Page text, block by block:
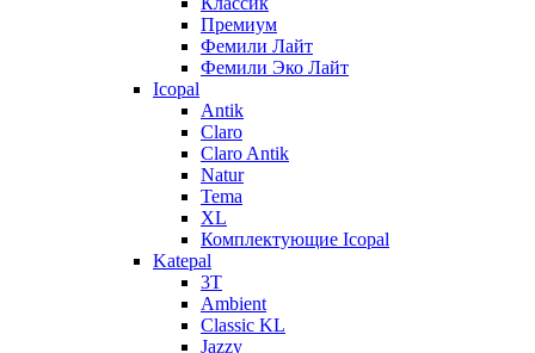
Премиум
Фемили Лайт
Фемили Эко Лайт
Icopal
Antik
Claro
Claro Antik
Natur
Tema
XL
Комплектующие Icopal
Katepal
3T
Ambient
Classic KL
Jazzy